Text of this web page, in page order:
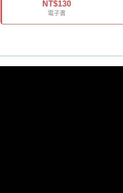
NT$130
電子書